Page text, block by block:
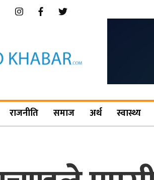
राजनीति समाज अर्थ स्वास्थ्य